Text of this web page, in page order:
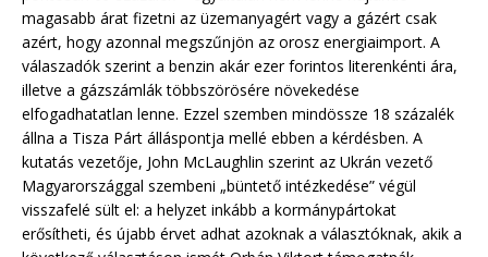
magasabb árat fizetni az üzemanyagért vagy a gázért csak
azért, hogy azonnal megszűnjön az orosz energiaimport. A
válaszadók szerint a benzin akár ezer forintos literenkénti ára,
illetve a gázszámlák többszörösére növekedése
elfogadhatatlan lenne. Ezzel szemben mindössze 18 százalék
állna a Tisza Párt álláspontja mellé ebben a kérdésben. A
kutatás vezetője, John McLaughlin szerint az Ukrán vezető
Magyarországgal szembeni „büntető intézkedése” végül
visszafelé sült el: a helyzet inkább a kormánypártokat
erősítheti, és újabb érvet adhat azoknak a választóknak, akik a